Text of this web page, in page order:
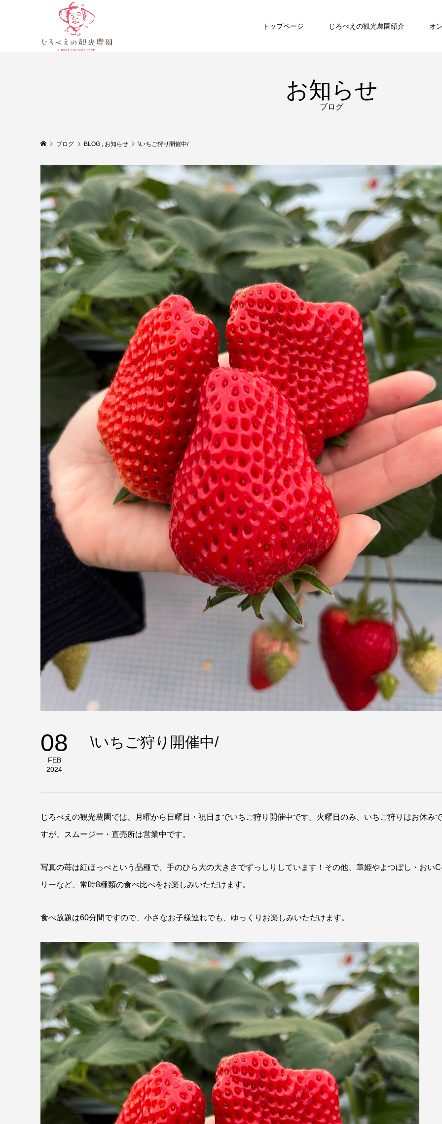
トップページ じろべえの観光農園紹介 オ
お知らせ
ブログ
ブログ BLOG , お知らせ \いちご狩り開催中/
08
FEB
2024
\いちご狩り開催中/
じろべえの観光農園では、月曜から日曜日・祝日までいちご狩り開催中です。火曜日のみ、いちご狩りはお休み
すが、スムージー・直売所は営業中です。
写真の苺は紅ほっぺという品種で、手のひら大の大きさでずっしりしています！その他、章姫やよつぼし・おい
リーなど、常時8種類の食べ比べをお楽しみいただけます。
食べ放題は60分間ですので、小さなお子様連れでも、ゆっくりお楽しみいただけます。